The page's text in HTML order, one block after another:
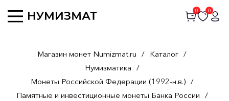
0 0
Магазин монет Numizmat.ru / Каталог /
Нумизматика /
Монеты Российской Федерации (1992-н.в.) /
Памятные и инвестиционные монеты Банка России /